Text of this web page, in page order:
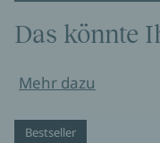
Das könnte
Mehr dazu
Bestseller